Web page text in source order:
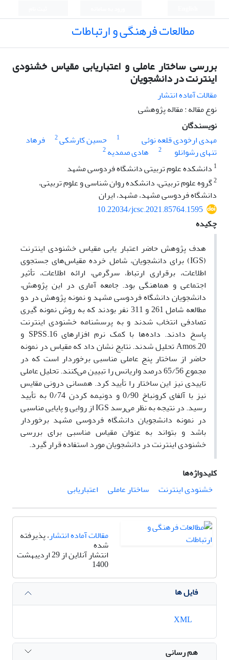
مطالعات فرهنگی و ارتباطات
بررسی ساختار عاملی و اعتباریابی مقیاس خشنودی
اینترنت در دانشجویان
مقالات آماده انتشار
نوع مقاله : مقاله پژوهشی
نویسندگان
مهدی ارخودی قلعه نوئی
1 حسین کارشکی2
فرهاد
تنهای رشوانلو
2 هادی صمدیه2
1 دانشکده علوم تربیتی دانشگاه فردوسی مشهد
2گروه علوم تربیتی، دانشکده روان شناسی و علوم تربیتی،
دانشگاه فردوسی مشهد، مشهد، ایران
10.22034/jcsc.2021.85764.1595
چکیده
هدف پژوهش حاضر اعتبار یابی مقیاس خشنودی اینترنت
(IGS) برای دانشجویان، شامل خرده مقیاس‌های جستجوی
اطلاعات، برقراری ارتباط، سرگرمی، ارائه اطلاعات، تأثیر
اجتماعی و هماهنگی بود. جامعه آماری در این پژوهش،
دانشجویان دانشگاه فردوسی مشهد و نمونه پژوهش در دو
مطالعه شامل 261 و 311 نفر بودند که به روش نمونه گیری
تصادفی انتخاب شدند و به پرسشنامه خشنودی اینترنت
پاسخ دادند. داده‌ها با کمک نرم افزارهای SPSS.16 و
Amos.20 تحلیل شدند. نتایج نشان داد که مقیاس در نمونه
حاضر از ساختار پنج عاملی مناسبی برخوردار است که در
مجموع 65/56 درصد واریانس را تبیین می‌کنند. تحلیل عاملی
تاییدی نیز این ساختار را تأیید کرد. همسانی درونی مقایس
نیز با آلفای کرونباخ 0/90 و دونیمه کردن 0/74 به تأیید
رسید. در نتیجه به نظر می‌رسد IGS از روایی و پایایی مناسبی
در نمونه دانشجویان دانشگاه فردوسی مشهد برخوردار
باشد و بتواند به عنوان مقیاس مناسبی برای بررسی
خشنودی اینترنت در دانشجویان مورد استفاده قرار گیرد.
کلیدواژه‌ها
خشنودی اینترنت
ساختار عاملی اعتباریابی
مقالات آماده انتشار، پذیرفته
شده
انتشار آنلاین از 29 اردیبهشت
1400
فایل ها
هم رسانی